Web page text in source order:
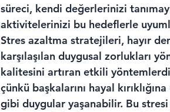
süreci, kendi değerlerinizi
aktivitelerinizi bu hedeflerle
Stres azaltma stratejileri, hayır
karşılaşılan duygusal zorlukları
kalitesini artıran etkili
çünkü başkalarını hayal
gibi duygular yaşanabilir. Bu